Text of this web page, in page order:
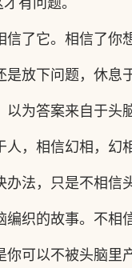
有问题。
了它。相信了你
放下问题，休息
为答案来自于头
，相信幻相，幻
法，只是不相信
织的故事。不相
你可以不被头脑里